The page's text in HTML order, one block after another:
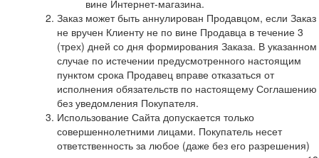
вине Интернет-магазина.
Заказ может быть аннулирован Продавцом, если Заказ
не вручен Клиенту не по вине Продавца в течение 3
(трех) дней со дня формирования Заказа. В указанном
случае по истечении предусмотренного настоящим
пунктом срока Продавец вправе отказаться от
исполнения обязательств по настоящему Соглашению
без уведомления Покупателя.
Использование Сайта допускается только
совершеннолетними лицами. Покупатель несет
ответственность за любое (даже без его разрешения)